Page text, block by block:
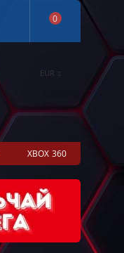
EUR
0
XBOX 360